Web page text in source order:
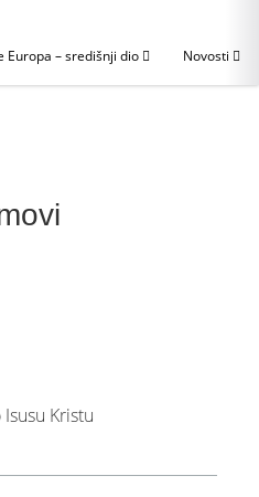
Europa – središnji dio Novosti
Kristu